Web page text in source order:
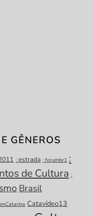
GÊNEROS
: estrada : forumbr1 :
de Cultura :
Brasil
Catavídeo13